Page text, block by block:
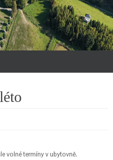
volné termíny v ubytovně.